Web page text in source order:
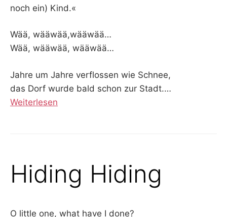
noch ein) Kind.«
Wää, wääwää,wääwää…
Wää, wääwää, wääwää…
Jahre um Jahre verflossen wie Schnee,
das Dorf wurde bald schon zur Stadt.…
Weiterlesen
Hiding Hiding
O little one, what have I done?